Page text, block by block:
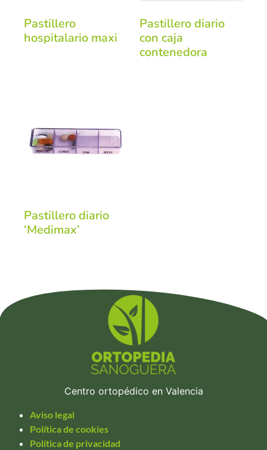
Pastillero
hospitalario maxi
Pastillero diario
con caja
contenedora
Pastillero diario
‘Medimax’
Centro ortopédico en Valencia
Aviso legal
Política de cookies
Política de privacidad